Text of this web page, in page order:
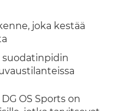
joka kestää
suodatinpidin
OS Sports on